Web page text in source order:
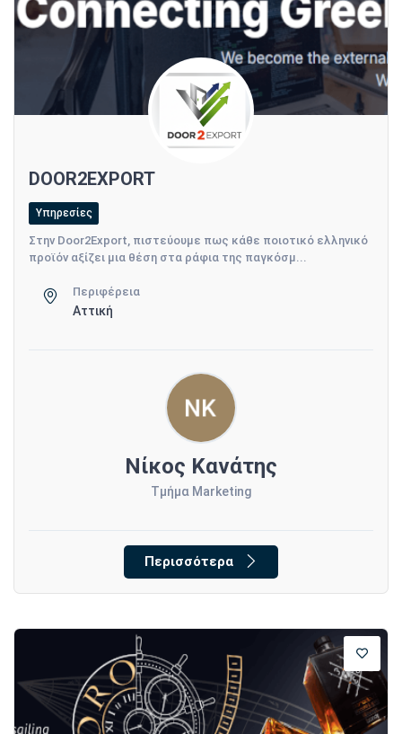
DOOR2EXPORT
Υπηρεσίες
Στην Door2Export, πιστεύουμε πως κάθε ποιοτικό ελληνικό
προϊόν αξίζει μια θέση στα ράφια της παγκόσμ...
Περιφέρεια
Αττική
Νίκος Κανάτης
Τμήμα Marketing
Περισσότερα